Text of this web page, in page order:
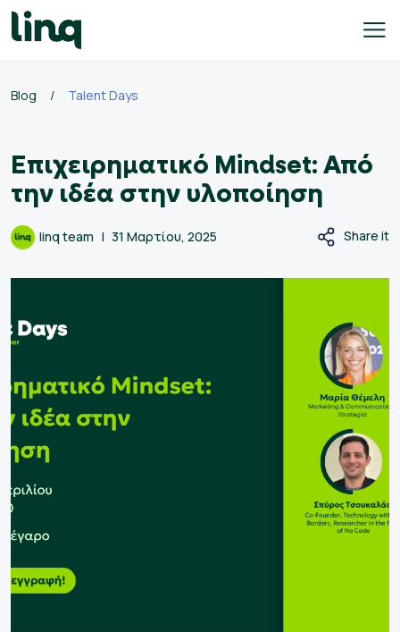
Skip
to
Blog / Talent Days
Επιχειρηματικό Mindset: Από
την ιδέα στην υλοποίηση
linq team 31 Μαρτίου, 2025 Share it